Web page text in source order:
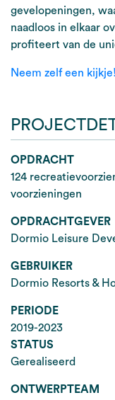
gevelopeningen,
naadloos in elkaar
profiteert van de
Neem zelf een kijkje!
OPDRACHT
124
voorzieningen
OPDRACHTGEVER
Dormio Leisure
GEBRUIKER
Dormio Resorts &
PERIODE
2019-2023
STATUS
Gerealiseerd
ONTWERPTEAM